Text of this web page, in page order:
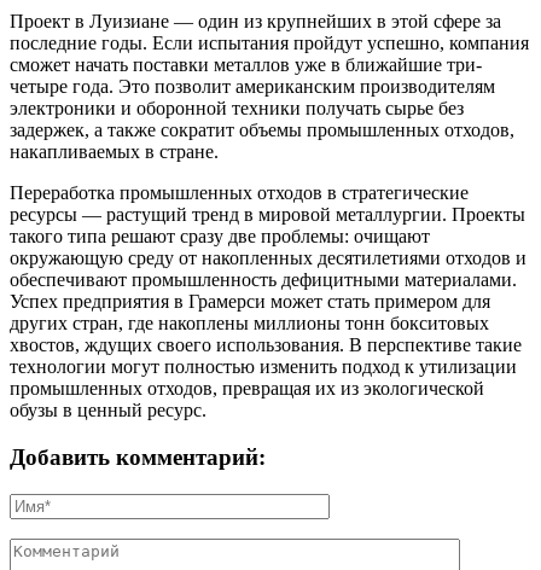
Проект в Луизиане — один из крупнейших в этой сфере за
последние годы. Если испытания пройдут успешно, компания
сможет начать поставки металлов уже в ближайшие три-
четыре года. Это позволит американским производителям
электроники и оборонной техники получать сырье без
задержек, а также сократит объемы промышленных отходов,
накапливаемых в стране.
Переработка промышленных отходов в стратегические
ресурсы — растущий тренд в мировой металлургии. Проекты
такого типа решают сразу две проблемы: очищают
окружающую среду от накопленных десятилетиями отходов и
обеспечивают промышленность дефицитными материалами.
Успех предприятия в Грамерси может стать примером для
других стран, где накоплены миллионы тонн бокситовых
хвостов, ждущих своего использования. В перспективе такие
технологии могут полностью изменить подход к утилизации
промышленных отходов, превращая их из экологической
обузы в ценный ресурс.
Добавить комментарий: